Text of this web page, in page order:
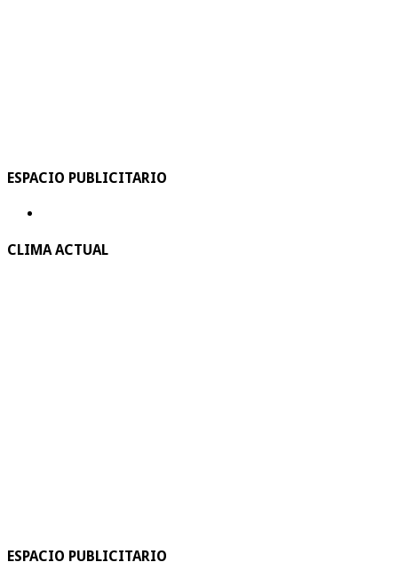
ESPACIO PUBLICITARIO
CLIMA ACTUAL
ESPACIO PUBLICITARIO